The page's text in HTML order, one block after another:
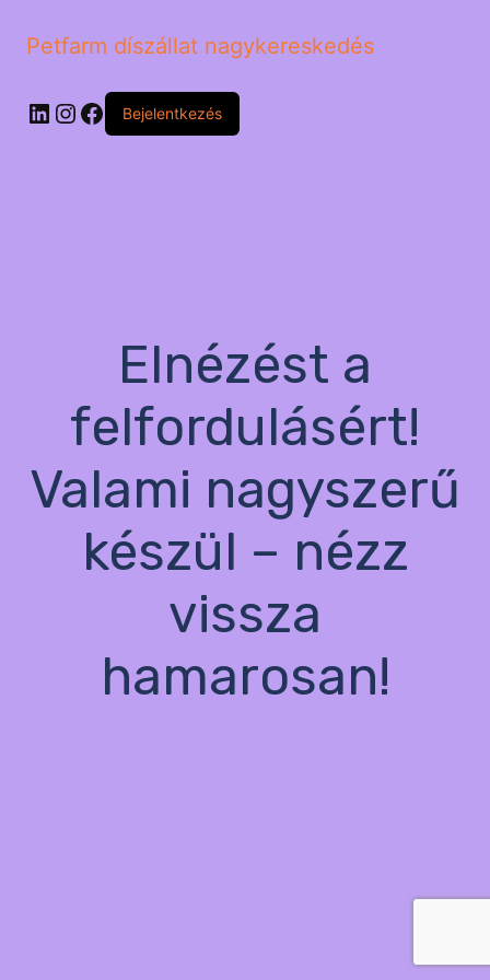
Petfarm díszállat nagykereskedés
LinkedIn
Instagram
Facebook
Bejelentkezés
Elnézést a
felfordulásért!
Valami nagyszerű
készül – nézz
vissza
hamarosan!